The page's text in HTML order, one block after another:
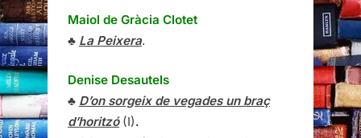
Maiol de Gràcia Clotet
♣ La Peixera.
Denise Desautels
♣ D’on sorgeix de vegades un braç
d’horitzó(I).